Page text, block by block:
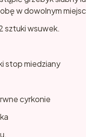
w dowolnym
sztuki wsuwek.
stop miedziany
cyrkonie